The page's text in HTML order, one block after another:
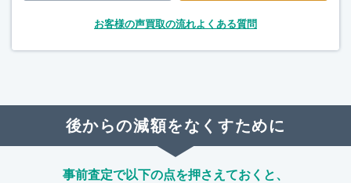
お客様の声買取の流れよくある質問
後からの減額をなくすために
事前査定で以下の点を押さえておくと、